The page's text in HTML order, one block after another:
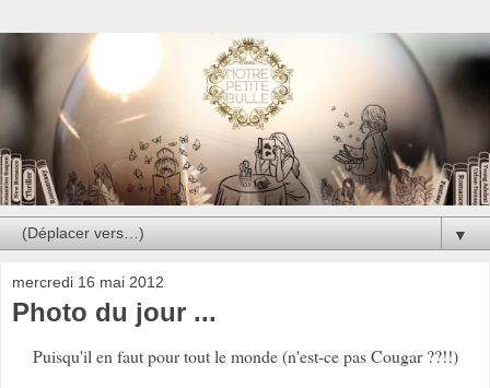
▼
mercredi 16 mai 2012
Photo du jour ...
Puisqu'il en faut pour tout le monde (n'est-ce pas Cougar ??!!)